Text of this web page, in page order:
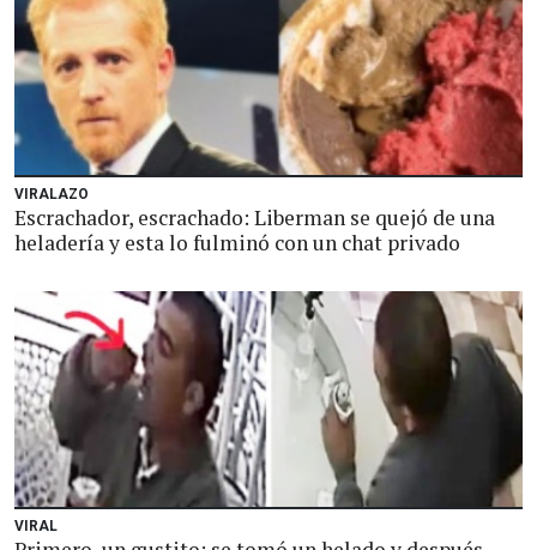
VIRALAZO
Escrachador, escrachado: Liberman se quejó de una
heladería y esta lo fulminó con un chat privado
VIRAL